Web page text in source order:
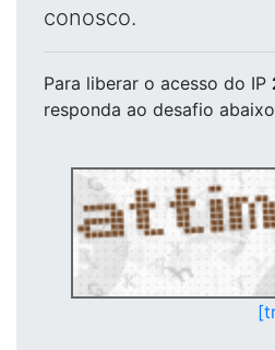
conosco.
Para liberar o acesso do IP
responda ao desafio